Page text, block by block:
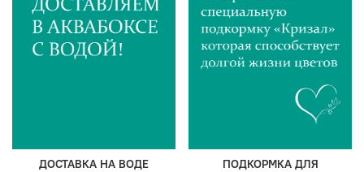
ДОСТАВКА НА ВОДЕ
ПОДКОРМКА ДЛЯ